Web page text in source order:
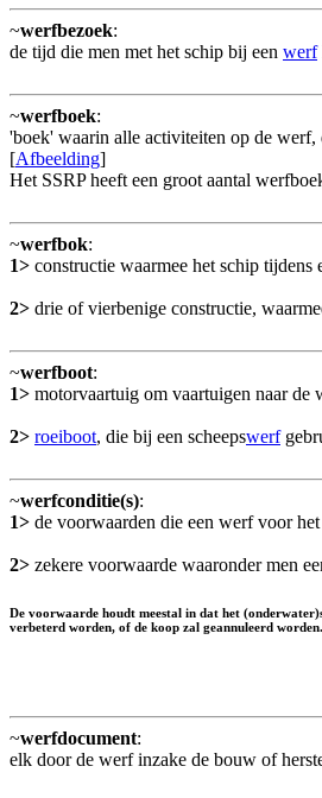
~werfbezoek:
de tijd die men met het schip bij een werf
~werfboek:
'boek' waarin alle activiteiten op de werf,
[Afbeelding]
Het SSRP heeft een groot aantal
~werfbok:
1> constructie waarmee het schip
2> drie of vierbenige constructie,
~werfboot:
1> motorvaartuig om vaartuigen naar
2> roeiboot, die bij een scheepswerf
~werfconditie(s):
1> de voorwaarden die een werf voor
2> zekere voorwaarde waaronder men
De voorwaarde houdt meestal in dat het
verbeterd worden, of de koop zal geannuleerd
~werfdocument:
elk door de werf inzake de bouw of